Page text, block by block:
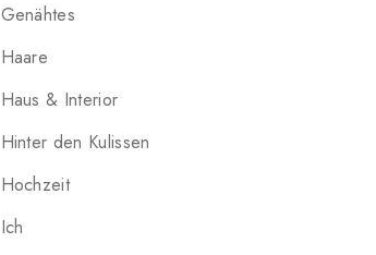
Genähtes
Haare
Haus & Interior
Hinter den Kulissen
Hochzeit
Ich